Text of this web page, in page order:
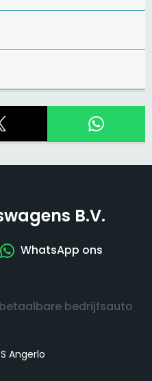
B.V.
WhatsApp ons
bedrijfsauto
Angerlo